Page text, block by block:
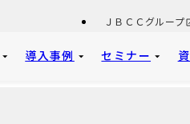
ＪＢＣＣグループ
導入事例 セミナー